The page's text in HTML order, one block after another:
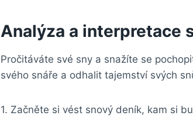
Analýza a interpretace
Pročitáváte své sny a snažíte se
svého snáře a odhalit tajemství svých
1. Začněte si vést snový deník, kam si